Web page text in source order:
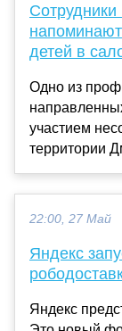
Сотрудники
детей в
Одно из
участием
территории
22:00, 27 Май
Яндекс
Яндекс